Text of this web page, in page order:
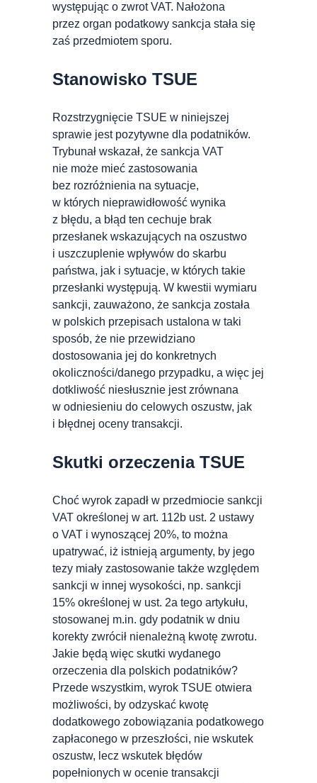
występując o zwrot VAT. Nałożona
przez organ podatkowy sankcja stała się
zaś przedmiotem sporu.
Stanowisko TSUE
Rozstrzygnięcie TSUE w niniejszej
sprawie jest pozytywne dla podatników.
Trybunał wskazał, że sankcja VAT
nie może mieć zastosowania
bez rozróżnienia na sytuacje,
w których nieprawidłowość wynika
z błędu, a błąd ten cechuje brak
przesłanek wskazujących na oszustwo
i uszczuplenie wpływów do skarbu
państwa, jak i sytuacje, w których takie
przesłanki występują. W kwestii wymiaru
sankcji, zauważono, że sankcja została
w polskich przepisach ustalona w taki
sposób, że nie przewidziano
dostosowania jej do konkretnych
okoliczności/danego przypadku, a więc jej
dotkliwość niesłusznie jest zrównana
w odniesieniu do celowych oszustw, jak
i błędnej oceny transakcji.
Skutki orzeczenia TSUE
Choć wyrok zapadł w przedmiocie sankcji
VAT określonej w art. 112b ust. 2 ustawy
o VAT i wynoszącej 20%, to można
upatrywać, iż istnieją argumenty, by jego
tezy miały zastosowanie także względem
sankcji w innej wysokości, np. sankcji
15% określonej w ust. 2a tego artykułu,
stosowanej m.in. gdy podatnik w dniu
korekty zwrócił nienależną kwotę zwrotu.
Jakie będą więc skutki wydanego
orzeczenia dla polskich podatników?
Przede wszystkim, wyrok TSUE otwiera
możliwości, by odzyskać kwotę
dodatkowego zobowiązania podatkowego
zapłaconego w przeszłości, nie wskutek
oszustw, lecz wskutek błędów
popełnionych w ocenie transakcji